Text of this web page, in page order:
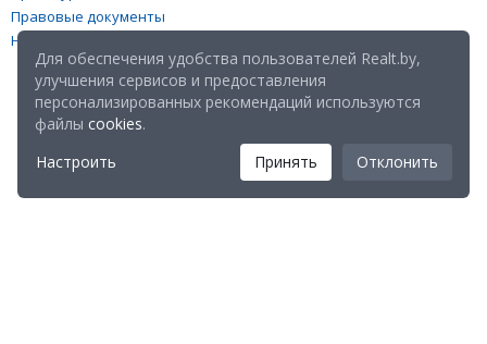
Правовые документы
Настройка файлов cookies
Для обеспечения удобства пользователей Realt.by,
улучшения сервисов и предоставления
персонализированных рекомендаций используются
файлы cookies.
Настроить
Принять Отклонить